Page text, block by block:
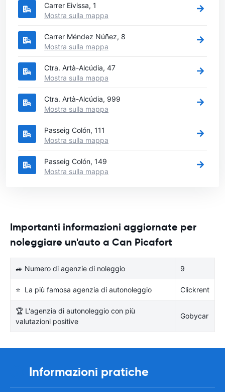
Carrer Eivissa, 1
Mostra sulla mappa
Carrer Méndez Núñez, 8
Mostra sulla mappa
Ctra. Artà-Alcúdia, 47
Mostra sulla mappa
Ctra. Artà-Alcúdia, 999
Mostra sulla mappa
Passeig Colón, 111
Mostra sulla mappa
Passeig Colón, 149
Mostra sulla mappa
Importanti informazioni aggiornate per
noleggiare un'auto a Can Picafort
🚙 Numero di agenzie di noleggio 9
⭐ La più famosa agenzia di autonoleggio Clickrent
🏆 L'agenzia di autonoleggio con più
valutazioni positive
Gobycar
Informazioni pratiche